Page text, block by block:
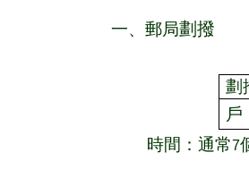
一、郵局劃撥
劃
戶
時間：通常7